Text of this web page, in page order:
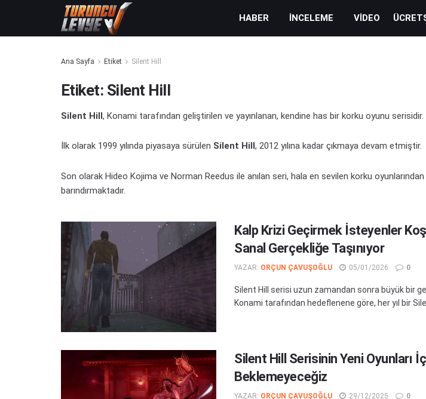
HABER İNCELEME VIDEO
Ana Sayfa Etiket Silent Hill
Etiket: Silent Hill
Silent Hill, Konami tarafından geliştirilen ve yayınlanan, kendine has bir korku oyunu serisidir.
İlk olarak 1999 yılında piyasaya sürülen Silent Hill, 2012 yılına kadar çıkmaya devam etmiştir.
Son olarak Hideo Kojima ve Norman Reedus ile anılan seri, hala en sevilen korku oyunlarından
barındırmaktadır.
Kalp Krizi Geçirmek İsteyenler
Sanal Gerçekliğe Taşınıyor
YAZAR: ORÇUN ÇAVUŞOĞLU 05/01/2026 0
Silent Hill serisi uzun zamandan sonra büyük bir
Konami tarafından hedeflenene göre, her yıl bir
Silent Hill Serisinin Yeni Oyunları
Beklemeyeceğiz
YAZAR: ORÇUN ÇAVUŞOĞLU 29/12/2025 0